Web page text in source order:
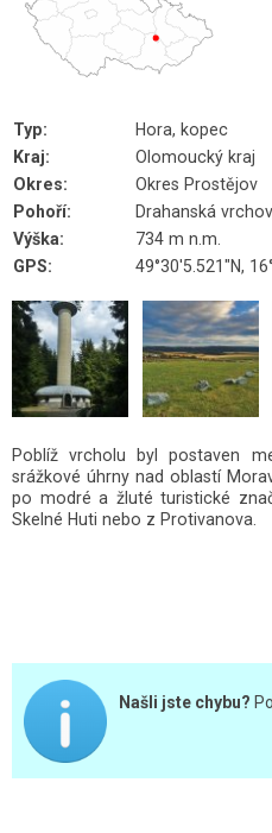
Typ:
Hora, kopec
Kraj:
Olomoucký kraj
Okres:
Okres Prostějov
Pohoří:
Drahanská
Výška:
734 m n.m.
GPS:
49°30'5.521"N,
Poblíž vrcholu byl postaven
srážkové úhrny nad oblastí
po modré a žluté turistické
Skelné Huti nebo z Protivanova.
Našli jste chybu?